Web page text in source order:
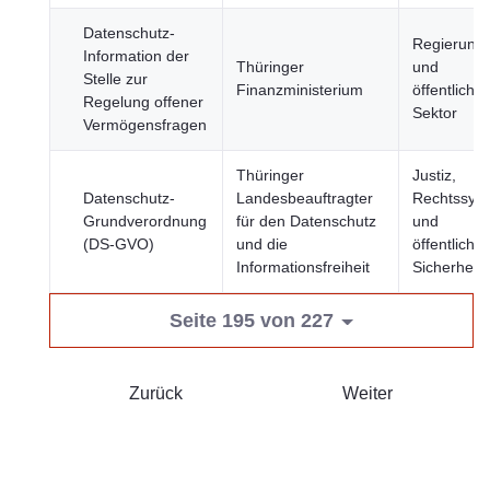
Datenschutz-
Information der
Stelle zur
Regelung offener
Vermögensfragen
Thüringer
Finanzministerium
Regierung
und
öffentlicher
Sektor
Datenschutz-
Grundverordnung
(DS-GVO)
Thüringer
Landesbeauftragter
für den Datenschutz
und die
Informationsfreiheit
Justiz,
und
öffentliche
Sicherheit
Seite 195 von 227
Zurück Weiter